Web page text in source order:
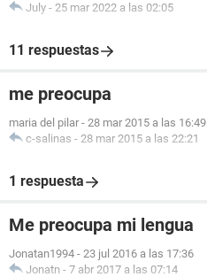
July - 25 mar 2022 a las 02:05
11 respuestas
me preocupa
maria del pilar - 28 mar 2015 a las 16:49
c-salinas - 28 mar 2015 a las 22:21
1 respuesta
Me preocupa mi lengua
Jonatan1994 - 23 jul 2016 a las 17:36
Jonatn - 7 abr 2017 a las 07:14